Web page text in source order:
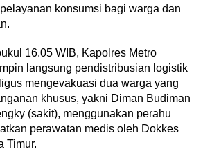
konsumsi bagi warga dan
16.05 WIB, Kapolres Metro
langsung pendistribusian logistik
mengevakuasi dua warga yang
khusus, yakni Diman Budiman
(sakit), menggunakan perahu
perawatan medis oleh Dokkes
Timur.